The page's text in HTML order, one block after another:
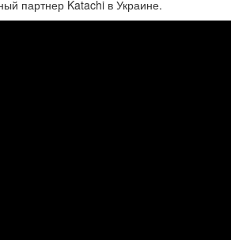
партнер Katachi в Украине.